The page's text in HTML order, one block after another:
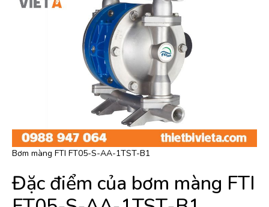
Bơm màng FTI FT05-S-AA-1TST-B1
Đặc điểm của bơm màng FTI